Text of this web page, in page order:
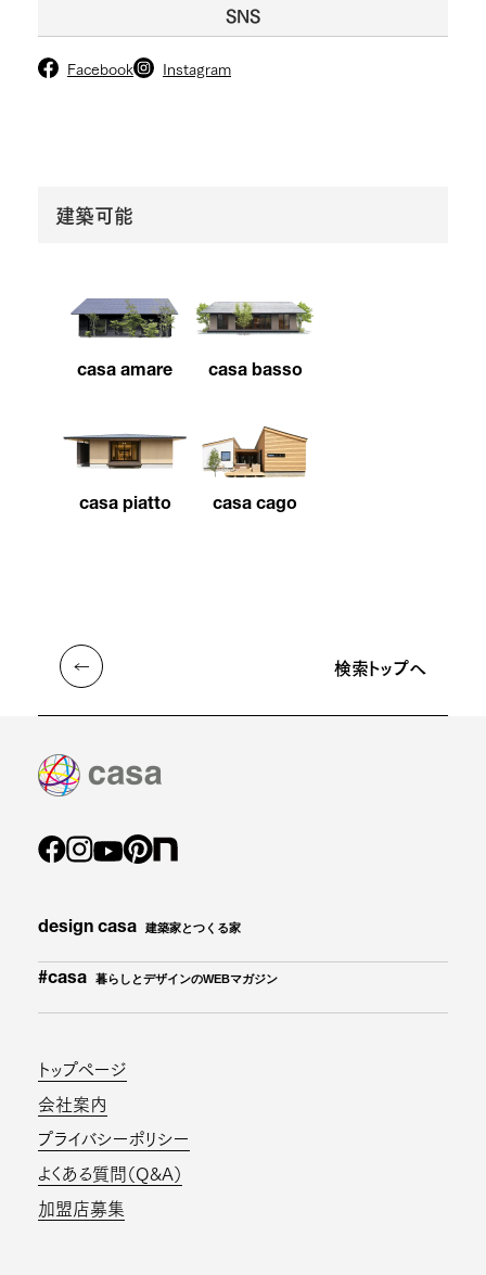
SNS
Facebook Instagram
建築可能
casa amare casa basso
casa piatto casa cago
検索トップへ
design casa 建築家とつくる家
#casa 暮らしとデザインのWEBマガジン
トップページ
会社案内
プライバシーポリシー
よくある質問（Q&A）
加盟店募集